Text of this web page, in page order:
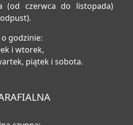
(od czerwca do listopada)
godzinie:
i wtorek,
piątek i sobota.